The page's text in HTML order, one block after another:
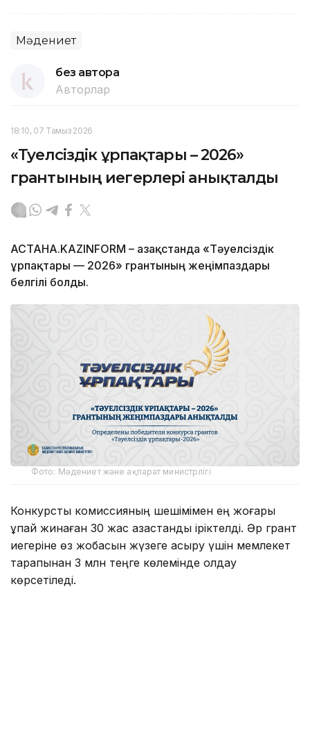
Мәдениет
без автора
Авторлар
18:10, 07 Тамыз 2026
«Тәуелсіздік ұрпақтары – 2026»
грантының иегерлері анықталды
АСТАНА.KAZINFORM – Қазақстанда «Тәуелсіздік
ұрпақтары — 2026» грантының жеңімпаздары
белгілі болды.
Фото: Мәдениет және ақпарат министрлігі
Конкурстық комиссияның шешімімен ең жоғары
ұпай жинаған 30 жас қазақстандық іріктелді. Әр грант
иегеріне өз жобасын жүзеге асыру үшін мемлекет
тарапынан 3 млн теңге көлемінде қолдау
көрсетіледі.